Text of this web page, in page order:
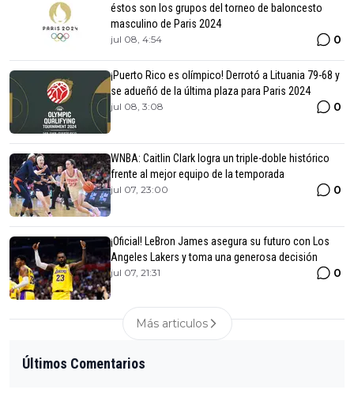
éstos son los grupos del torneo de baloncesto
masculino de Paris 2024
jul 08, 4:54 0
¡Puerto Rico es olímpico! Derrotó a Lituania 79-68 y
se adueñó de la última plaza para Paris 2024
jul 08, 3:08 0
WNBA: Caitlin Clark logra un triple-doble histórico
frente al mejor equipo de la temporada
jul 07, 23:00 0
¡Oficial! LeBron James asegura su futuro con Los
Angeles Lakers y toma una generosa decisión
jul 07, 21:31 0
Más articulos
Últimos Comentarios